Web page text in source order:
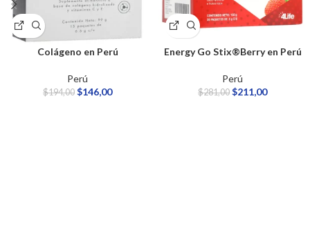
Colágeno​ en Perú
Perú
$194,00 $146,00
Energy Go Stix®Berry en Perú
Perú
$281,00 $211,00